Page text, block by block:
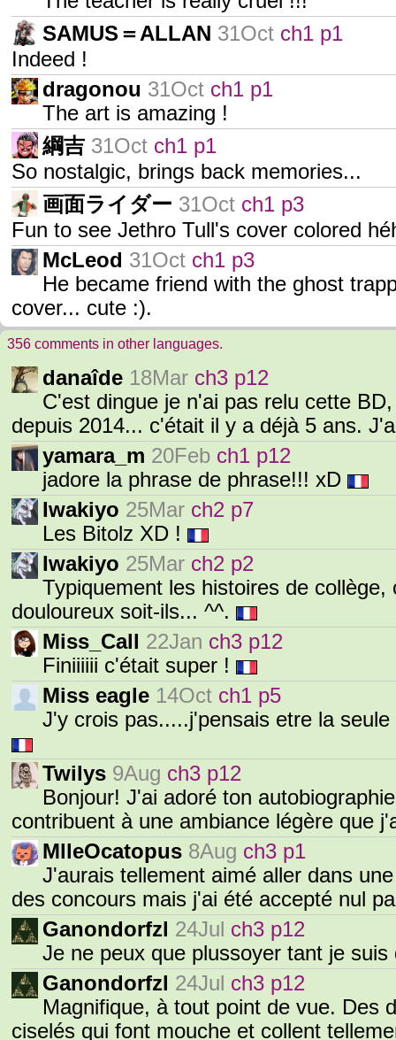
SAMUS＝ALLAN 31Oct ch1 p1
Indeed !
dragonou 31Oct ch1 p1
The art is amazing !
綱吉 31Oct ch1 p1
So nostalgic, brings back memories...
画面ライダー 31Oct ch1 p3
Fun to see Jethro Tull's cover colored
McLeod 31Oct ch1 p3
He became friend with the ghost
cover... cute :).
356 comments in other languages.
danaîde 18Mar ch3 p12
C'est dingue je n'ai pas relu cette
depuis 2014... c'était il y a déjà 5 ans.
yamara_m 20Feb ch1 p12
jadore la phrase de phrase!!! xD
Iwakiyo 25Mar ch2 p7
Les Bitolz XD !
Iwakiyo 25Mar ch2 p2
Typiquement les histoires de
douloureux soit-ils... ^^.
Miss_Call 22Jan ch3 p12
Finiiiiii c'était super !
Miss eagle 14Oct ch1 p5
J'y crois pas.....j'pensais etre la
Twilys 9Aug ch3 p12
Bonjour! J'ai adoré ton
contribuent à une ambiance légère que
MlleOcatopus 8Aug ch3 p1
J'aurais tellement aimé aller dans
des concours mais j'ai été accepté nul
Ganondorfzl 24Jul ch3 p12
Je ne peux que plussoyer tant je
Ganondorfzl 24Jul ch3 p12
Magnifique, à tout point de vue. Des
ciselés qui font mouche et collent